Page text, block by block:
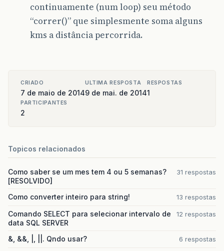
continuamente (num loop) seu método
“correr()” que simplesmente soma alguns
kms a distância percorrida.
CRIADO
7 de maio de 2014
ULTIMA RESPOSTA
9 de mai. de 2014
RESPOSTAS
1
PARTICIPANTES
2
Topicos relacionados
Como saber se um mes tem 4 ou 5 semanas?
[RESOLVIDO]
31 respostas
Como converter inteiro para string! 13 respostas
Comando SELECT para selecionar intervalo de
data SQL SERVER
12 respostas
&, &&, |, ||. Qndo usar? 6 respostas